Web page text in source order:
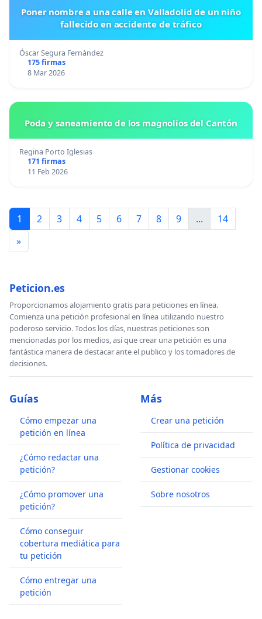
Poner nombre a una calle en Valladolid de un niño
fallecido en accidente de tráfico
Óscar Segura Fernández
175 firmas
8 Mar 2026
Poda y saneamiento de los magnolios del Cantón
Regina Porto Iglesias
171 firmas
11 Feb 2026
1 2 3 4 5 6 7 8 9 ...
14
»
Peticion.es
Proporcionamos alojamiento gratis para peticiones en línea.
Comienza una petición profesional en línea utilizando nuestro
poderoso servicio. Todos los días, nuestras peticiones son
mencionadas por los medios, así que crear una petición es una
fantástica manera de destacar ante el publico y los tomadores de
decisiones.
Guías
Cómo empezar una
petición en línea
¿Cómo redactar una
petición?
¿Cómo promover una
petición?
Cómo conseguir
cobertura mediática para
tu petición
Cómo entregar una
petición
Más
Crear una petición
Política de privacidad
Gestionar cookies
Sobre nosotros